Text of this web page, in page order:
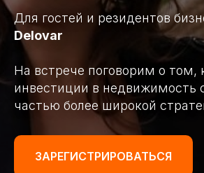
Для гостей и резидентов
Delovar
​​На встрече поговорим о том,
инвестиции в недвижимость
частью более широкой
ЗАРЕГИСТРИРОВАТЬСЯ